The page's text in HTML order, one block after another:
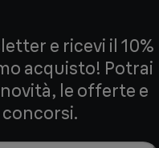
e ricevi il 10%
acquisto! Potrai
le offerte e